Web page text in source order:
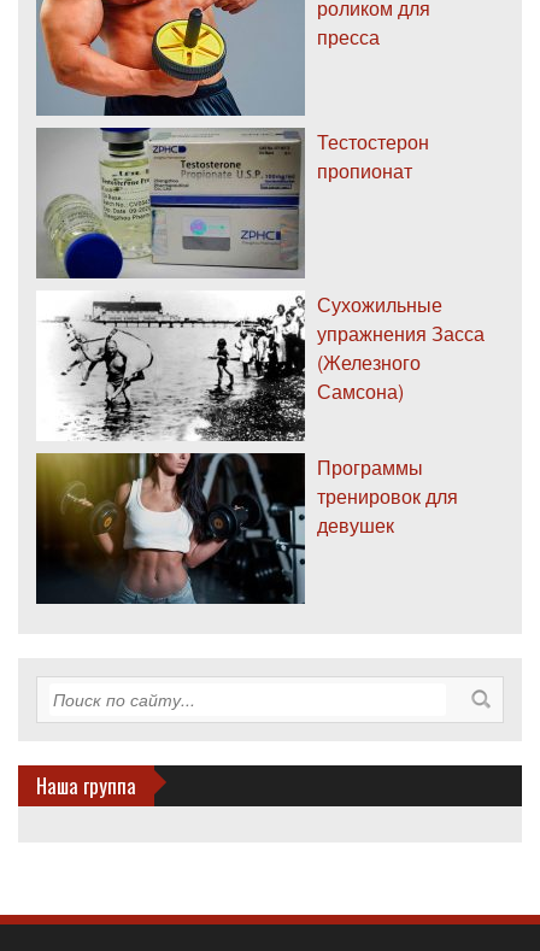
роликом для
пресса
Тестостерон
пропионат
Сухожильные
упражнения Засса
(Железного
Самсона)
Программы
тренировок для
девушек
Наша группа